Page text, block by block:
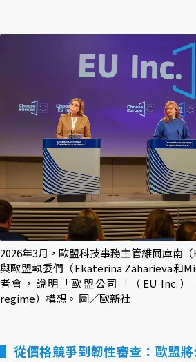
2026年3月，歐盟科技事務主管維爾庫南
與歐盟執委們（Ekaterina Zaharieva和
者會，說明「歐盟公司「（EU Inc.
regime）構想。 圖／歐新社
從價格競爭到韌性審查：歐盟